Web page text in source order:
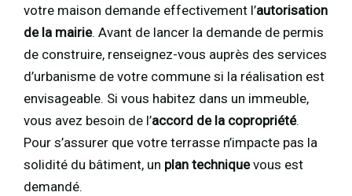
votre maison demande effectivement l’autorisation
de la mairie. Avant de lancer la demande de permis
de construire, renseignez-vous auprès des services
d’urbanisme de votre commune si la réalisation est
envisageable. Si vous habitez dans un immeuble,
vous avez besoin de l’accord de la copropriété.
Pour s’assurer que votre terrasse n’impacte pas la
solidité du bâtiment, un plan techniquevous est
demandé.